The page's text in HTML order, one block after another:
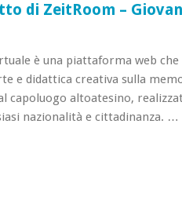
di ZeitRoom –
è una piattaforma web che
e didattica creativa sulla
capoluogo altoatesino,
nazionalità e cittadinanza. …